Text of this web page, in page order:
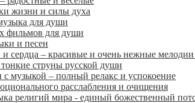
жизни и силы духа
для души
фильмов для души
и песен
сердца – красивые и очень нежные
струны русской души
музыкой – полный релакс и успокоение
расслабления и очищения
религий мира - единый божественный